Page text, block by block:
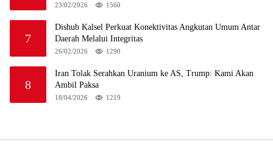
23/02/2026 1560
7
Dishub Kalsel Perkuat Konektivitas Angkutan Umum Antar
Daerah Melalui Integritas
26/02/2026 1290
8
Iran Tolak Serahkan Uranium ke AS, Trump: Kami Akan
Ambil Paksa
18/04/2026 1219